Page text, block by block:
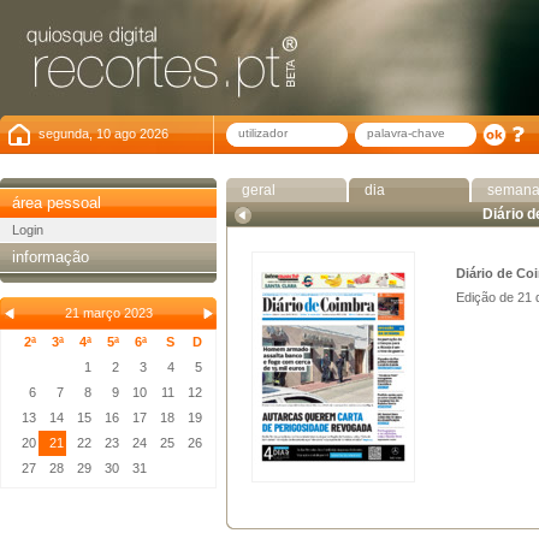
segunda, 10 ago 2026
área pessoal
Login
informação
21 março 2023
2ª
3ª 4ª 5ª 6ª S
D
1
2 3 4
5
6
7 8 9 10 11
12
13
14 15 16 17 18
19
20
21 22 23 24 25
26
27
28 29 30 31
geral dia
semana
Diário
Diário de
Edição de 21